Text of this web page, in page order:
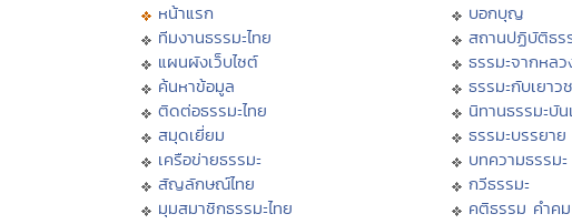
หน้าแรก
ทีมงานธรรมะไทย
แผนผังเว็บไซต์
ค้นหาข้อมูล
ติดต่อธรรมะไทย
สมุดเยี่ยม
เครือข่ายธรรมะ
สัญลักษณ์ไทย
มุมสมาชิกธรรมะไทย
บอกบุญ
สถานปฏิบัติธร
ธรรมะจากหล
ธรรมะกับเยาว
นิทานธรรมะบัน
ธรรมะบรรยาย
บทความธรรมะ
กวีธรรมะ
คติธรรม คำคม